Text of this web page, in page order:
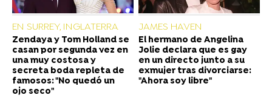
EN SURREY, INGLATERRA
Zendaya y Tom Holland se
casan por segunda vez en
una muy costosa y
secreta boda repleta de
famosos: "No quedó un
ojo seco"
JAMES HAVEN
El hermano de Angelina
Jolie declara que es gay
en un directo junto a su
exmujer tras divorciarse:
"Ahora soy libre"